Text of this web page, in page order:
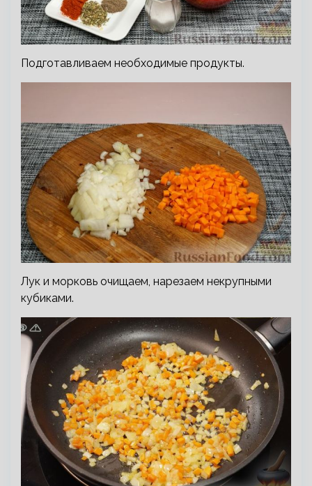
Подготавливаем необходимые продукты.
Лук и морковь очищаем, нарезаем некрупными
кубиками.